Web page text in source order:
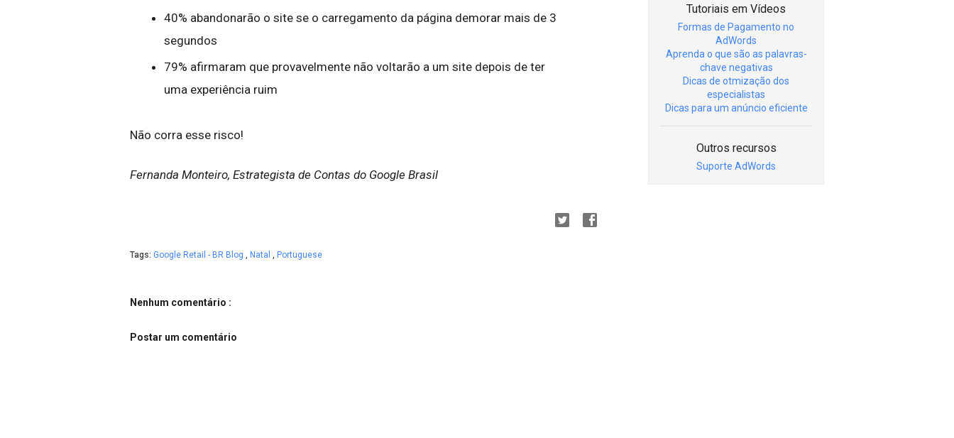
40% abandonarão o site se o carregamento da página demorar mais de 3
segundos
79% afirmaram que provavelmente não voltarão a um site depois de ter
uma experiência ruim
Não corra esse risco!
Fernanda Monteiro, Estrategista de Contas do Google Brasil
Tags: Google Retail - BR Blog Natal Portuguese
Nenhum comentário :
Postar um comentário
Tutoriais em Vídeos
Formas de Pagamento no
AdWords
Aprenda o que são as palavras-
chave negativas
Dicas de otmização dos
especialistas
Dicas para um anúncio eficiente
Outros recursos
Suporte AdWords